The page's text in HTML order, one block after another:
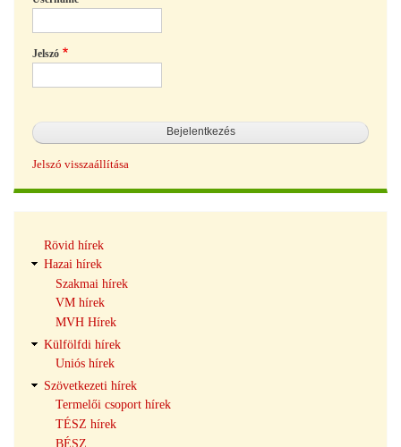
Jelszó
Jelszó visszaállítása
navigáció
Rövid hírek
Hazai hírek
Szakmai hírek
VM hírek
MVH Hírek
Külfölfdi hírek
Uniós hírek
Szövetkezeti hírek
Termelői csoport hírek
TÉSZ hírek
BÉSZ